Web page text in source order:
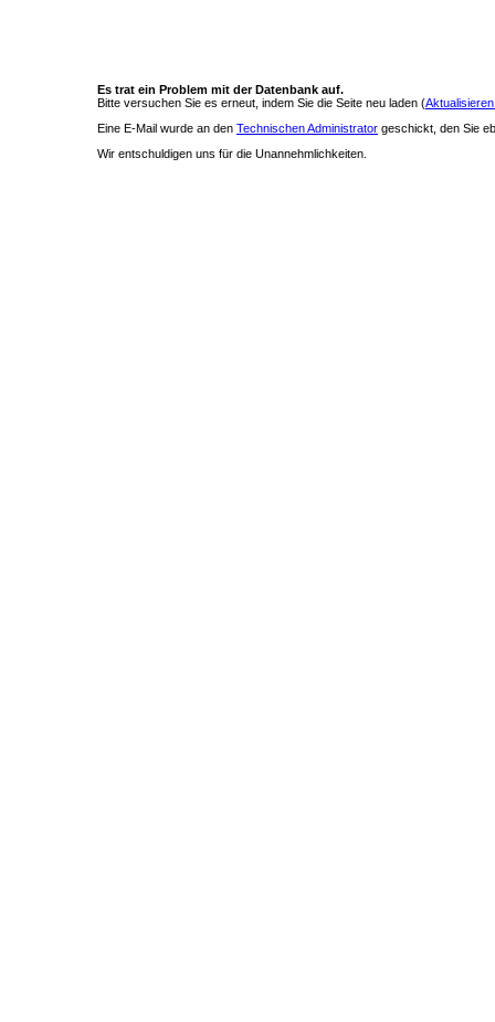
Es trat ein Problem mit der Datenbank auf.
Bitte versuchen Sie es erneut, indem Sie die Seite neu laden (
Eine E-Mail wurde an den Technischen Administrator geschickt, den Sie
Wir entschuldigen uns für die Unannehmlichkeiten.